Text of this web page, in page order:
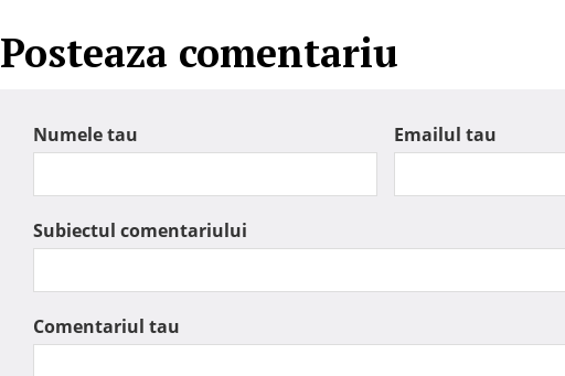
Posteaza comentariu
Numele tau Emailul tau
Subiectul comentariului
Comentariul tau